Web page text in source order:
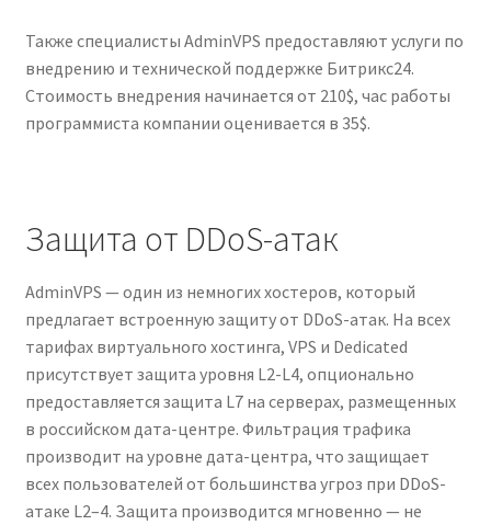
Также специалисты AdminVPS предоставляют услуги по
внедрению и технической поддержке Битрикс24.
Стоимость внедрения начинается от 210$, час работы
программиста компании оценивается в 35$.
Защита от DDoS-атак
AdminVPS — один из немногих хостеров, который
предлагает встроенную защиту от DDoS-атак. На всех
тарифах виртуального хостинга, VPS и Dedicated
присутствует защита уровня L2-L4, опционально
предоставляется защита L7 на серверах, размещенных
в российском дата-центре. Фильтрация трафика
производит на уровне дата-центра, что защищает
всех пользователей от большинства угроз при DDoS-
атаке L2–4. Защита производится мгновенно — не